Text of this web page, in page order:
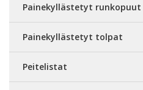
Painekyllästetyt runkopuut
Painekyllästetyt tolpat
Peitelistat